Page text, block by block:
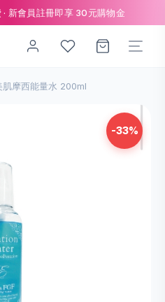
新會員註冊即享 30元購物金
肌摩西能量水 200ml
-33%